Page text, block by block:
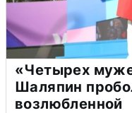
«Четырех
Шаляпин
возлюбленной